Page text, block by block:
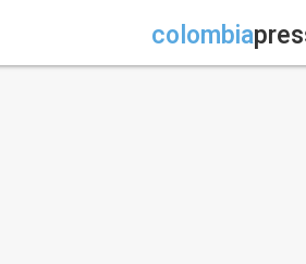
colombia